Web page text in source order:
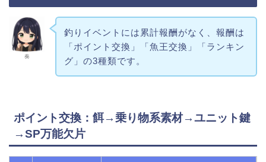
奏
釣りイベントには累計報酬がなく、報酬は
「ポイント交換」「魚王交換」「ランキン
グ」の3種類です。
ポイント交換：餌→乗り物系素材→ユニット鍵
→SP万能欠片